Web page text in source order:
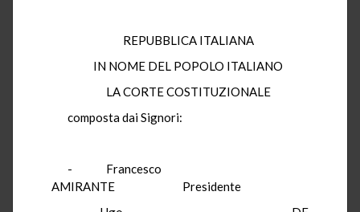
REPUBBLICA ITALIANA
IN NOME DEL POPOLO ITALIANO
LA CORTE COSTITUZIONALE
composta dai Signori:
- Francesco
AMIRANTE Presidente